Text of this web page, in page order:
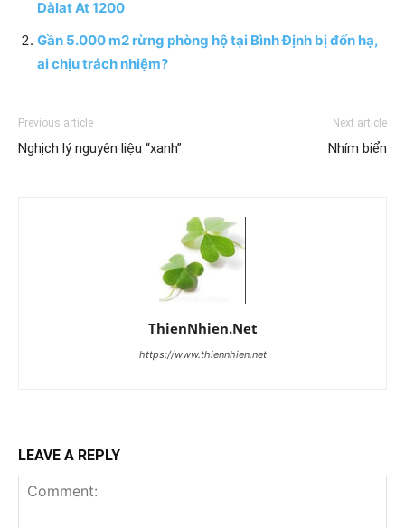
Dàlat At 1200
Gần 5.000 m2 rừng phòng hộ tại Bình Định bị đốn hạ,
ai chịu trách nhiệm?
Previous article
Nghịch lý nguyên liệu “xanh”
Next article
Nhím biển
ThienNhien.Net
https://www.thiennhien.net
LEAVE A REPLY